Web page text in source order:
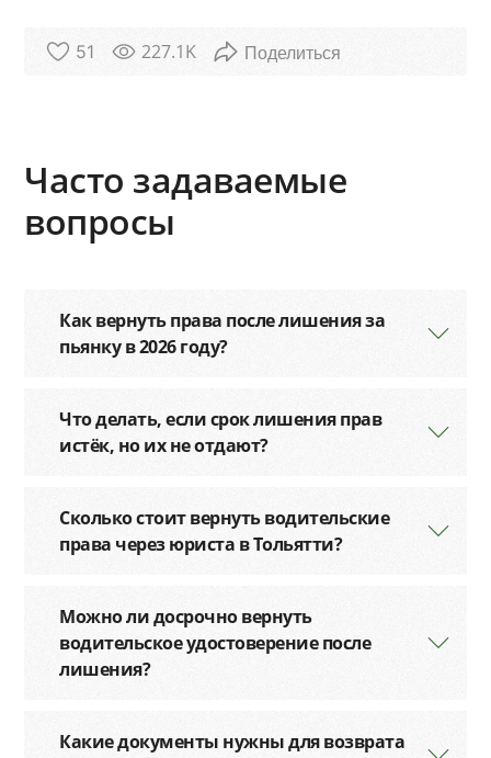
51 227.1K
Часто задаваемые
вопросы
Как вернуть права после лишения за
пьянку в 2026 году?
Что делать, если срок лишения прав
истёк, но их не отдают?
Сколько стоит вернуть водительские
права через юриста в Тольятти?
Можно ли досрочно вернуть
водительское удостоверение после
лишения?
Какие документы нужны для возврата